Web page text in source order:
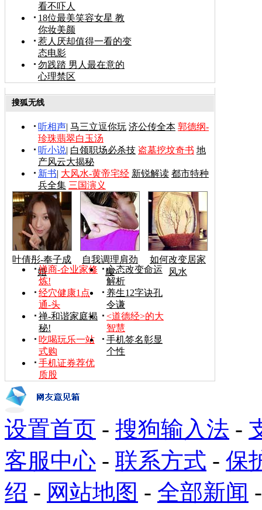
看不吓人
18位最美笑容女星 教
你妆美颜
惹人厌却值得一看的变
态电影
勿践踏 男人最在意的
心理禁区
搜狐无线
听相声| 马三立逗你玩 济公传全本 郭德纲-
珍珠翡翠白玉汤
听小说| 白领职场必杀技 盗墓挖坟奇书 地
产风云大揭秘
新书| 大风水-黄帝宅经 新锐解读 都市特种
兵全集 三国演义
叶倩彤-奉子成
婚
自我调理肩劲
腰
如何改变居家
风水
禅商-企业家修
炼!
心态改变命运
解析
经穴健康1点
通-头
养生12字诀孔
令谦
禅-和谐家庭揭
秘!
<道德经>的大
智慧
吃喝玩乐一站
式购
手机签名彰显
个性
手机证券荐优
质股
设置首页 - 搜狗输入法 -
客服中心 - 联系方式 - 保
绍 - 网站地图 - 全部新闻